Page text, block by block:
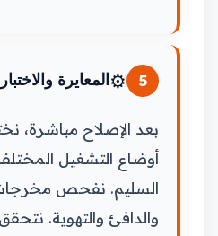
5
⚙️ المعايرة
بعد الإصلاح مباشرة،
أوضاع التشغيل
السليم. نفحص مخرجات
والدافئ والتهوية.